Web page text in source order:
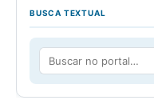
BUSCA TEXTUAL